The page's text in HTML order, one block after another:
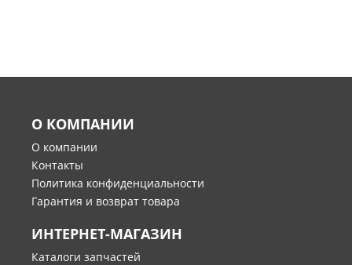
О КОМПАНИИ
О компании
Контакты
Политика конфиденциальности
Гарантия и возврат товара
ИНТЕРНЕТ-МАГАЗИН
Каталоги запчастей